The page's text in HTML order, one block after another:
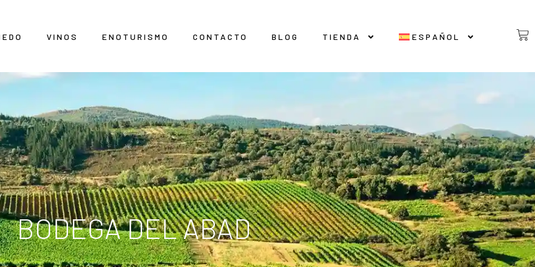
VINOS ENOTURISMO CONTACTO BLOG TIENDA ESPAÑOL
BODEGA DEL ABAD